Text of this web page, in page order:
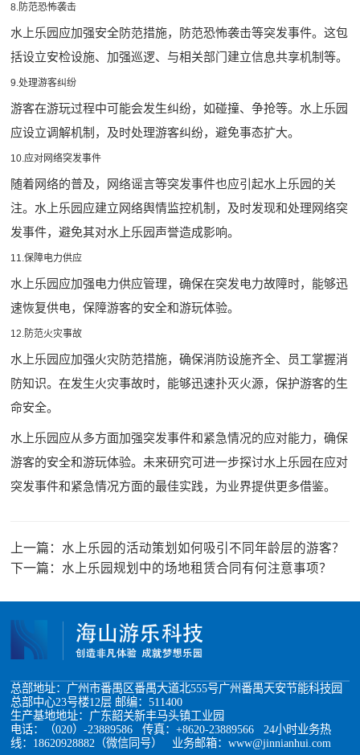
8.防范恐怖袭击
水上乐园应加强安全防范措施，防范恐怖袭击等突发事件。这包
括设立安检设施、加强巡逻、与相关部门建立信息共享机制等。
9.处理游客纠纷
游客在游玩过程中可能会发生纠纷，如碰撞、争抢等。水上乐园
应设立调解机制，及时处理游客纠纷，避免事态扩大。
10.应对网络突发事件
随着网络的普及，网络谣言等突发事件也应引起水上乐园的关
注。水上乐园应建立网络舆情监控机制，及时发现和处理网络突
发事件，避免其对水上乐园声誉造成影响。
11.保障电力供应
水上乐园应加强电力供应管理，确保在突发电力故障时，能够迅
速恢复供电，保障游客的安全和游玩体验。
12.防范火灾事故
水上乐园应加强火灾防范措施，确保消防设施齐全、员工掌握消
防知识。在发生火灾事故时，能够迅速扑灭火源，保护游客的生
命安全。
水上乐园应从多方面加强突发事件和紧急情况的应对能力，确保
游客的安全和游玩体验。未来研究可进一步探讨水上乐园在应对
突发事件和紧急情况方面的最佳实践，为业界提供更多借鉴。
上一篇： 水上乐园的活动策划如何吸引不同年龄层的游客？
下一篇： 水上乐园规划中的场地租赁合同有何注意事项？
总部地址：广州市番禺区番禺大道北555号广州番禺天安节能科技园
总部中心23号楼12层 邮编：511400
生产基地地址：广东韶关新丰马头镇工业园
电话：（020）-23889586 传真：+8620-23889566 24小时业务热
线：18620928882（微信同号） 业务邮箱：www@jinnianhui.com